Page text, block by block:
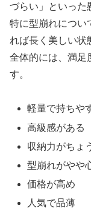
づらい」といった
特に型崩れについ
れば長く美しい状
全体的には、満足
す。
軽量で持ちや
高級感がある
収納力がちょ
型崩れがやや
価格が高め
人気で品薄